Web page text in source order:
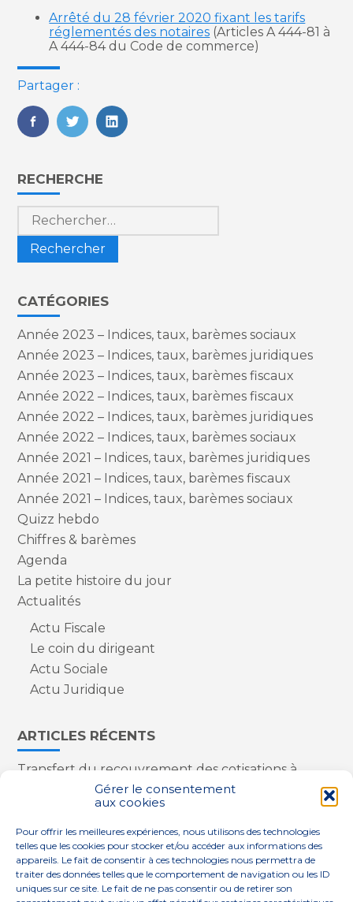
Gérer le consentement
aux cookies
Pour offrir les meilleures expériences, nous utilisons des technologies
telles que les cookies pour stocker et/ou accéder aux informations des
appareils. Le fait de consentir à ces technologies nous permettra de
traiter des données telles que le comportement de navigation ou les ID
uniques sur ce site. Le fait de ne pas consentir ou de retirer son
Arrêté du 28 février 2020 fixant les tarifs
réglementés des notaires (Articles A 444-81 à
A 444-84 du Code de commerce)
Partager :
FaceBook
TwitterLinkedIn
Blog
sidebar
RECHERCHE
Rechercher :
CATÉGORIES
Année 2023 – Indices, taux, barèmes sociaux
Année 2023 – Indices, taux, barèmes juridiques
Année 2023 – Indices, taux, barèmes fiscaux
Année 2022 – Indices, taux, barèmes fiscaux
Année 2022 – Indices, taux, barèmes juridiques
Année 2022 – Indices, taux, barèmes sociaux
Année 2021 – Indices, taux, barèmes juridiques
Année 2021 – Indices, taux, barèmes fiscaux
Année 2021 – Indices, taux, barèmes sociaux
Quizz hebdo
Chiffres & barèmes
Agenda
La petite histoire du jour
Actualités
Actu Fiscale
Le coin du dirigeant
Actu Sociale
Actu Juridique
ARTICLES RÉCENTS
Transfert du recouvrement des cotisations à
l’Urssaf : des nouveautés
Appareils reconditionnés : annulation de la
Contrôle de la qualité de l’air dans les ERP
Industriels : le point sur les dernières évolutions
réglementaires